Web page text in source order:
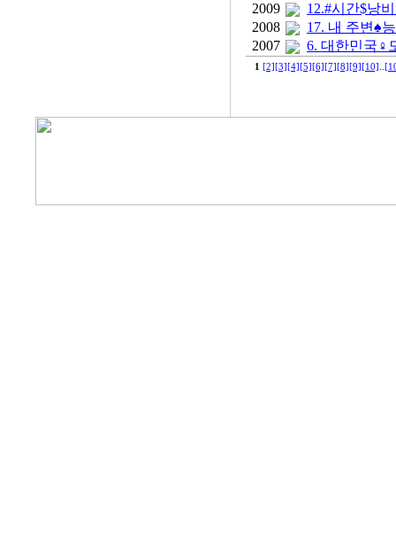
2009
12.#시간$낭
2008
17. 내 주변♠
2007
6. 대한민국♀
1 [2] [3] [4] [5] [6] [7] [8] [9] [10]